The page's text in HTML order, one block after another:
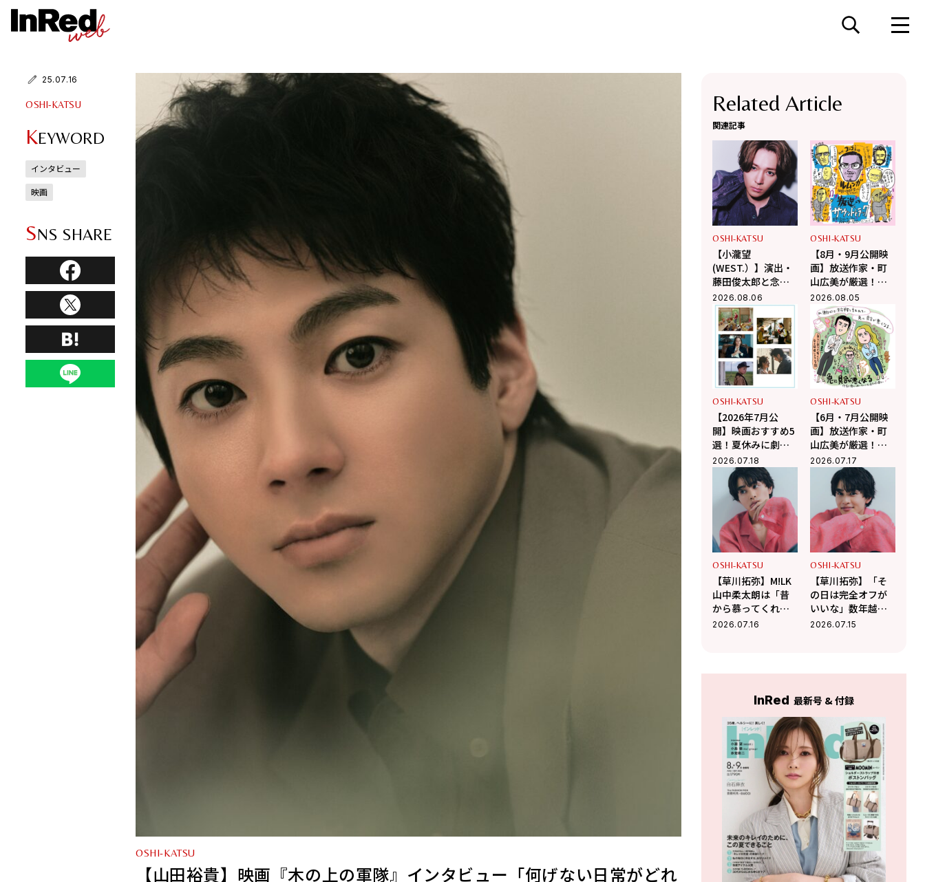
OSHI-KATSU
【山田裕貴】映画『木の上の軍隊』インタビュー「何げない日常がどれ
25.07.16
OSHI-KATSU
KEYWORD
インタビュー
映画
SNS SHARE
Related Article
関連記事
OSHI-KATSU
【小瀧望
(WEST.）】演出・
藤田俊太郎と念願
のタッグ！幻の井
上ひさし戯曲『う
ま』で演じる“爽快
な悪人”の魅力とは
2026.08.06
OSHI-KATSU
【8月・9月公開映
画】放送作家・町
山広美が厳選！夏
休み観たい映画2選
2026.08.05
OSHI-KATSU
【2026年7月公
開】映画おすすめ5
選！夏休みに劇場
で観るべき話題作
2026.07.18
OSHI-KATSU
【6月・7月公開映
画】放送作家・町
山広美が厳選！こ
の夏観たい映画2選
2026.07.17
OSHI-KATSU
【草川拓弥】M!LK
山中柔太朗は「昔
から慕ってくれて
うれしい」Da-iCE
2026.07.16
OSHI-KATSU
【草川拓弥】「そ
の日は完全オフが
いいな」数年越し
に願う“超特急メン
2026.07.15
InRed 最新号 & 付録